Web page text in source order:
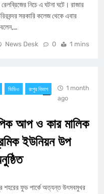
নিচে এ ঘটনা ঘটে। রাজার
সরকারি কলেজ থেকে এবার
News Desk 0 1 mins
ভিডিও
রংপুর বিভাগ
1 month
ago
আপ ও কার মালিক
ইউনিয়ন উপ
শহরের ফুড পার্কে অত্যন্ত উৎসবমুখর